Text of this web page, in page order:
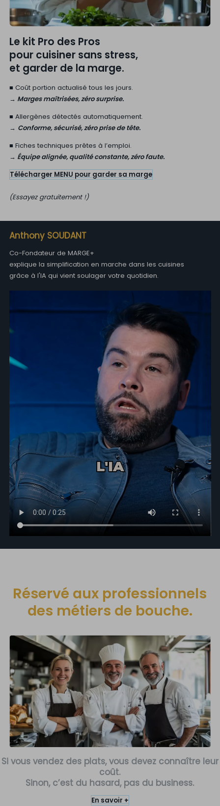
Le kit Pro des Pros
pour cuisiner sans stress,
et garder de la marge.
■ Coût portion actualisé tous les jours.
→ Marges maîtrisées, zéro surprise.
■ Allergènes détectés automatiquement.
→ Conforme, sécurisé, zéro prise de tête.
■ Fiches techniques prêtes à l’emploi.
→ Équipe alignée, qualité constante, zéro faute.
Télécharger MENU pour garder sa marge
(Essayez gratuitement !)
Anthony SOUDANT
Co-Fondateur de MARGE+
explique la simplification en marche dans les cuisines
grâce à l'IA qui vient soulager votre quotidien.
Réservé aux professionnels
des métiers de bouche.
Si vous vendez des plats, vous devez connaître leur
coût.
Sinon, c’est du hasard, pas du business.
En savoir +